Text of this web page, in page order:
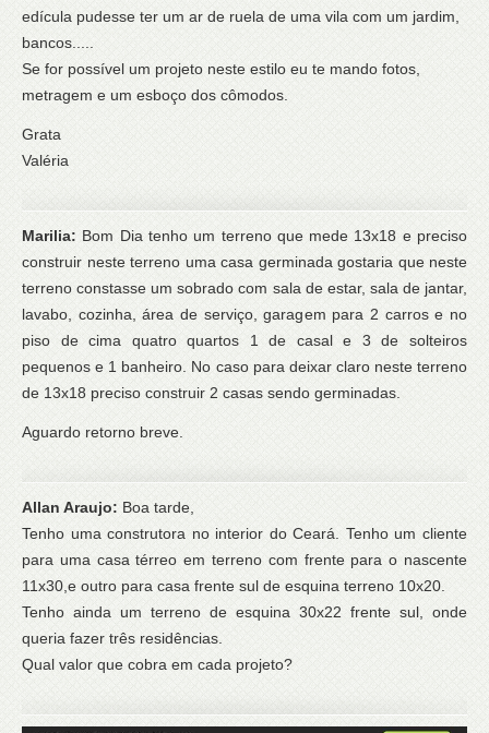
edícula pudesse ter um ar de ruela de uma vila com um jardim,
bancos.....
Se for possível um projeto neste estilo eu te mando fotos,
metragem e um esboço dos cômodos.
Grata
Valéria
Marilia: Bom Dia tenho um terreno que mede 13x18 e preciso
construir neste terreno uma casa germinada gostaria que neste
terreno constasse um sobrado com sala de estar, sala de jantar,
lavabo, cozinha, área de serviço, garagem para 2 carros e no
piso de cima quatro quartos 1 de casal e 3 de solteiros
pequenos e 1 banheiro. No caso para deixar claro neste terreno
de 13x18 preciso construir 2 casas sendo germinadas.
Aguardo retorno breve.
Allan Araujo: Boa tarde,
Tenho uma construtora no interior do Ceará. Tenho um cliente
para uma casa térreo em terreno com frente para o nascente
11x30,e outro para casa frente sul de esquina terreno 10x20.
Tenho ainda um terreno de esquina 30x22 frente sul, onde
queria fazer três residências.
Qual valor que cobra em cada projeto?